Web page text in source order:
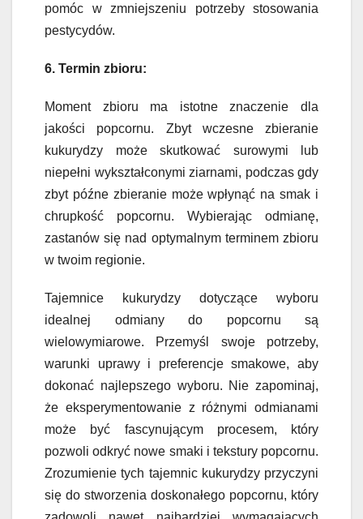
pomóc w zmniejszeniu potrzeby stosowania
pestycydów.
6. Termin zbioru:
Moment zbioru ma istotne znaczenie dla
jakości popcornu. Zbyt wczesne zbieranie
kukurydzy może skutkować surowymi lub
niepełni wykształconymi ziarnami, podczas gdy
zbyt późne zbieranie może wpłynąć na smak i
chrupkość popcornu. Wybierając odmianę,
zastanów się nad optymalnym terminem zbioru
w twoim regionie.
Tajemnice kukurydzy dotyczące wyboru
idealnej odmiany do popcornu są
wielowymiarowe. Przemyśl swoje potrzeby,
warunki uprawy i preferencje smakowe, aby
dokonać najlepszego wyboru. Nie zapominaj,
że eksperymentowanie z różnymi odmianami
może być fascynującym procesem, który
pozwoli odkryć nowe smaki i tekstury popcornu.
Zrozumienie tych tajemnic kukurydzy przyczyni
się do stworzenia doskonałego popcornu, który